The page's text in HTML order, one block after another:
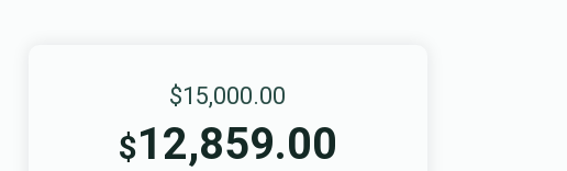
$15,000.00
$12,859.00